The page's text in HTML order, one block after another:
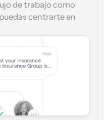
de trabajo como
centrarte en